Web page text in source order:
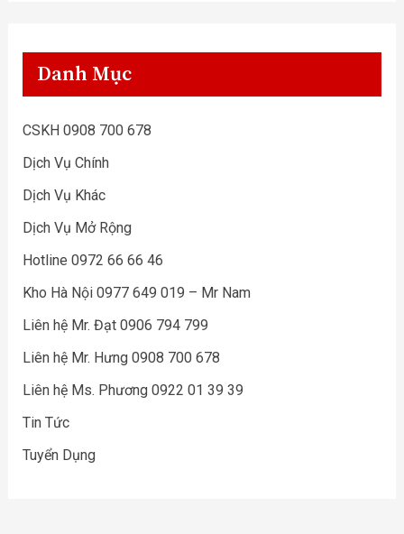
Danh Mục
CSKH 0908 700 678
Dịch Vụ Chính
Dịch Vụ Khác
Dịch Vụ Mở Rộng
Hotline 0972 66 66 46
Kho Hà Nội 0977 649 019 – Mr Nam
Liên hệ Mr. Đạt 0906 794 799
Liên hệ Mr. Hưng 0908 700 678
Liên hệ Ms. Phương 0922 01 39 39
Tin Tức
Tuyển Dụng